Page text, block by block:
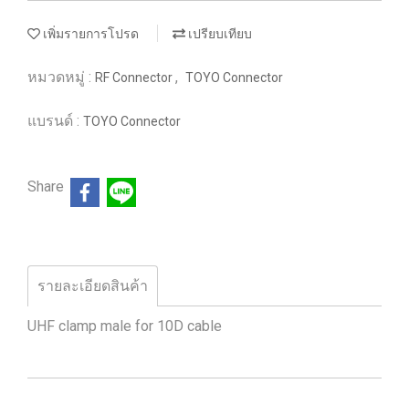
เพิ่มรายการโปรด เปรียบเทียบ
หมวดหมู่ : RF Connector, TOYO Connector
แบรนด์ : TOYO Connector
Share
รายละเอียดสินค้า
UHF clamp male for 10D cable